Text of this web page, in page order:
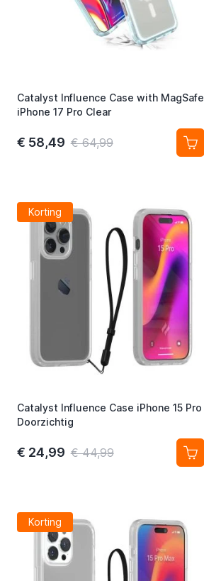
Catalyst Influence Case with MagSafe
iPhone 17 Pro Clear
€ 58,49 € 64,99
Korting
Catalyst Influence Case iPhone 15 Pro
Doorzichtig
€ 24,99 € 44,99
Korting